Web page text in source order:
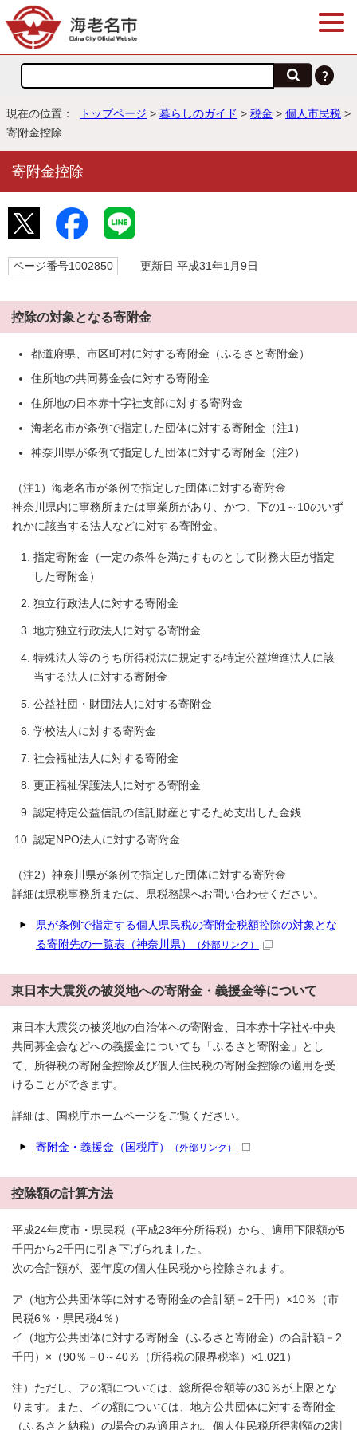
現在の位置： トップページ > 暮らしのガイド > 税金 > 個人市民税 >
寄附金控除
寄附金控除
ページ番号1002850 更新日 平成31年1月9日
控除の対象となる寄附金
都道府県、市区町村に対する寄附金（ふるさと寄附金）
住所地の共同募金会に対する寄附金
住所地の日本赤十字社支部に対する寄附金
海老名市が条例で指定した団体に対する寄附金（注1）
神奈川県が条例で指定した団体に対する寄附金（注2）
（注1）海老名市が条例で指定した団体に対する寄附金
神奈川県内に事務所または事業所があり、かつ、下の1～10のいず
れかに該当する法人などに対する寄附金。
指定寄附金（一定の条件を満たすものとして財務大臣が指定
した寄附金）
独立行政法人に対する寄附金
地方独立行政法人に対する寄附金
特殊法人等のうち所得税法に規定する特定公益増進法人に該
当する法人に対する寄附金
公益社団・財団法人に対する寄附金
学校法人に対する寄附金
社会福祉法人に対する寄附金
更正福祉保護法人に対する寄附金
認定特定公益信託の信託財産とするため支出した金銭
認定NPO法人に対する寄附金
（注2）神奈川県が条例で指定した団体に対する寄附金
詳細は県税事務所または、県税務課へお問い合わせください。
県が条例で指定する個人県民税の寄附金税額控除の対象とな
る寄附先の一覧表（神奈川県）
（外部リンク）
東日本大震災の被災地への寄附金・義援金等について
東日本大震災の被災地の自治体への寄附金、日本赤十字社や中央
共同募金会などへの義援金についても「ふるさと寄附金」とし
て、所得税の寄附金控除及び個人住民税の寄附金控除の適用を受
けることができます。
詳細は、国税庁ホームページをご覧ください。
寄附金・義援金（国税庁） （外部リンク）
控除額の計算方法
平成24年度市・県民税（平成23年分所得税）から、適用下限額が5
千円から2千円に引き下げられました。
次の合計額が、翌年度の個人住民税から控除されます。
ア（地方公共団体等に対する寄附金の合計額－2千円）×10％（市
民税6％・県民税4％）
イ（地方公共団体に対する寄附金（ふるさと寄附金）の合計額－2
千円）×（90％－0～40％（所得税の限界税率）×1.021）
注）ただし、アの額については、総所得金額等の30％が上限とな
ります。また、イの額については、地方公共団体に対する寄附金
（ふるさと納税）の場合のみ適用され、個人住民税所得割額の2割